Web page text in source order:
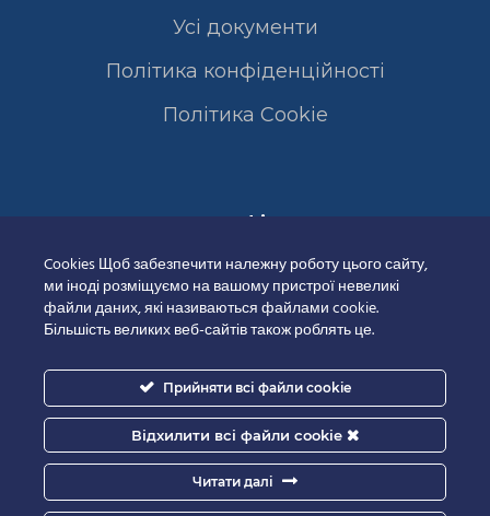
Усі документи
Політика конфіденційності
Полiтика Cookie
Сертифікати
Cookies Щоб забезпечити належну роботу цього сайту,
ми іноді розміщуємо на вашому пристрої невеликі
файли даних, які називаються файлами cookie.
Більшість великих веб-сайтів також роблять це.
Прийняти всі файли cookie
Відхилити всі файли cookie
Читати далі